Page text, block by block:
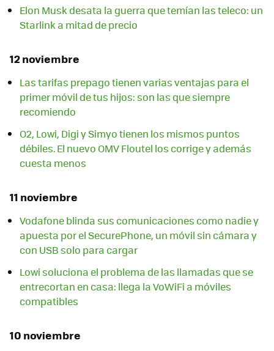
Elon Musk desata la guerra que temían las teleco: un
Starlink a mitad de precio
12 noviembre
Las tarifas prepago tienen varias ventajas para el
primer móvil de tus hijos: son las que siempre
recomiendo
O2, Lowi, Digi y Simyo tienen los mismos puntos
débiles. El nuevo OMV Floutel los corrige y además
cuesta menos
11 noviembre
Vodafone blinda sus comunicaciones como nadie y
apuesta por el SecurePhone, un móvil sin cámara y
con USB solo para cargar
Lowi soluciona el problema de las llamadas que se
entrecortan en casa: llega la VoWiFi a móviles
compatibles
10 noviembre